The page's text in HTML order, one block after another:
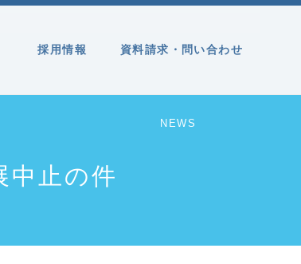
採用情報 資料請求・問い合わせ
NEWS
中止の件